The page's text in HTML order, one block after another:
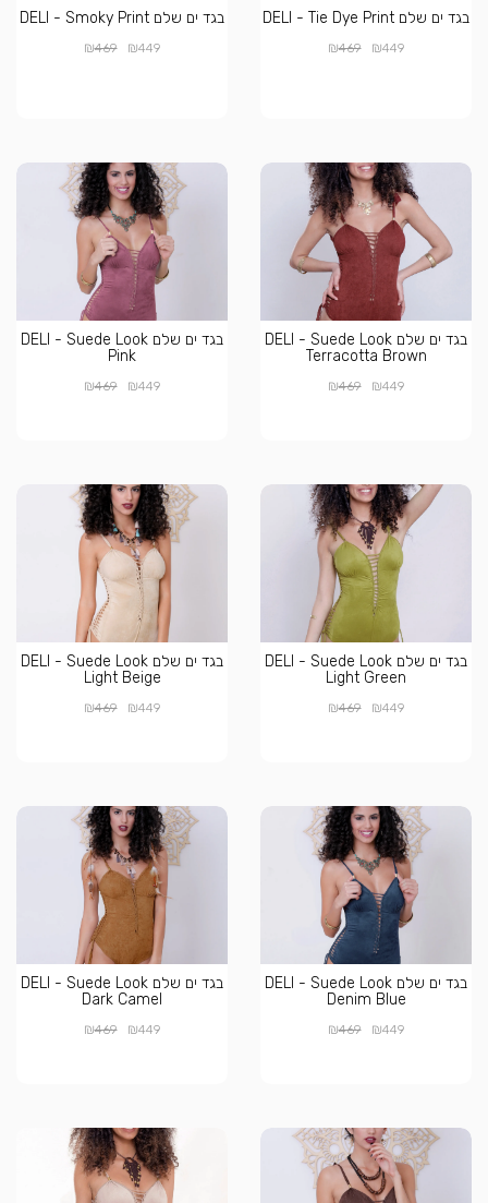
בגד ים שלם DELI - Tie Dye Print
₪449
₪469
בגד ים שלם DELI - Smoky Print
₪449
₪469
בגד ים שלם DELI - Suede Look
Terracotta Brown
₪449
₪469
בגד ים שלם DELI - Suede Look
Pink
₪449
₪469
בגד ים שלם DELI - Suede Look
Light Green
₪449
₪469
בגד ים שלם DELI - Suede Look
Light Beige
₪449
₪469
בגד ים שלם DELI - Suede Look
Denim Blue
₪449
₪469
בגד ים שלם DELI - Suede Look
Dark Camel
₪449
₪469